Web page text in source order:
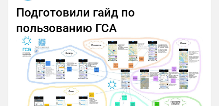
Подготовили гайд по
пользованию ГСА